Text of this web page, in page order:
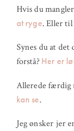
Hvis du
at ryge. Eller til
Synes du at
forstå? Her er
Allerede færdig
kan se.
Jeg ønsker jer